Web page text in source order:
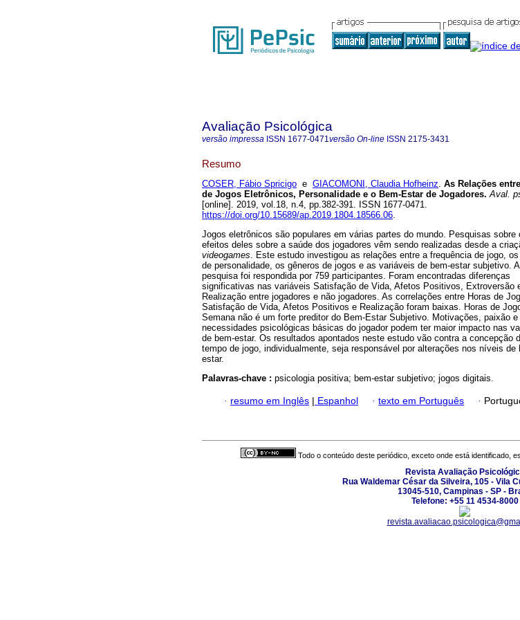
Avaliação Psicológica
versão impressa ISSN 1677-0471versão On-line ISSN 2175-3431
Resumo
COSER, Fábio Spricigo e GIACOMONI, Claudia Hofheinz. As Relações
de Jogos Eletrônicos, Personalidade e o Bem-Estar de Jogadores. Aval.
[online]. 2019, vol.18, n.4, pp.382-391. ISSN 1677-0471.
https://doi.org/10.15689/ap.2019.1804.18566.06.
Jogos eletrônicos são populares em várias partes do mundo. Pesquisas sobre
efeitos deles sobre a saúde dos jogadores vêm sendo realizadas desde a
videogames. Este estudo investigou as relações entre a frequência de jogo,
de personalidade, os gêneros de jogos e as variáveis de bem-estar subjetivo. A
pesquisa foi respondida por 759 participantes. Foram encontradas diferenças
significativas nas variáveis Satisfação de Vida, Afetos Positivos, Extroversão
Realização entre jogadores e não jogadores. As correlações entre Horas de
Satisfação de Vida, Afetos Positivos e Realização foram baixas. Horas de
Semana não é um forte preditor do Bem-Estar Subjetivo. Motivações, paixão e
necessidades psicológicas básicas do jogador podem ter maior impacto nas
de bem-estar. Os resultados apontados neste estudo vão contra a concepção
tempo de jogo, individualmente, seja responsável por alterações nos níveis de
estar.
Palavras-chave : psicologia positiva; bem-estar subjetivo; jogos digitais.
· resumo em Inglês | Espanhol · texto em Português ·
Todo o conteúdo deste periódico, exceto onde está identificado,
Revista Avaliação
Rua Waldemar César da Silveira, 105 - Vila
13045-510, Campinas - SP -
Telefone: +55 11 4534-8000